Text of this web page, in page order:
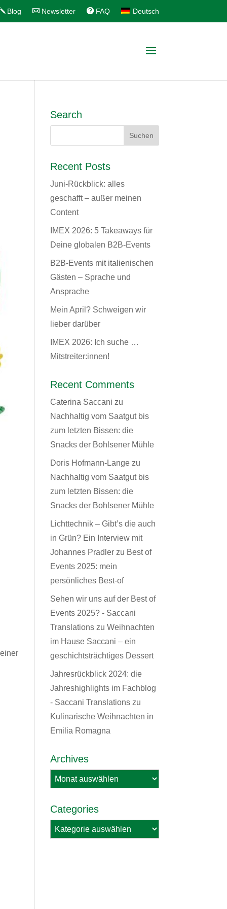
Blog Newsletter FAQ Deutsch
Search
Recent Posts
Juni-Rückblick: alles
geschafft – außer meinen
Content
IMEX 2026: 5 Takeaways für
Deine globalen B2B-Events
B2B-Events mit italienischen
Gästen – Sprache und
Ansprache
Mein April? Schweigen wir
lieber darüber
IMEX 2026: Ich suche …
Mitstreiter:innen!
Recent Comments
Caterina Saccani zu
Nachhaltig vom Saatgut bis
zum letzten Bissen: die
Snacks der Bohlsener Mühle
Doris Hofmann-Langezu
Nachhaltig vom Saatgut bis
zum letzten Bissen: die
Snacks der Bohlsener Mühle
Lichttechnik – Gibt’s die auch
in Grün? Ein Interview mit
Johannes Pradlerzu Best of
Events 2025: mein
persönliches Best-of
Sehen wir uns auf der Best of
Events 2025? - Saccani
Translationszu Weihnachten
im Hause Saccani – ein
geschichtsträchtiges Dessert
Jahresrückblick 2024: die
Jahreshighlights im Fachblog
- Saccani Translationszu
Kulinarische Weihnachten in
Emilia Romagna
Archives
Archives
Categories
Categories